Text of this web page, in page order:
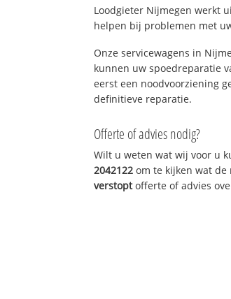
Loodgieter Nijmegen werkt
helpen bij problemen met
Onze servicewagens in
kunnen uw spoedreparatie
eerst een noodvoorziening
definitieve reparatie.
Offerte of advies nodig?
Wilt u weten wat wij voor u
2042122 om te kijken wat
verstoptofferte of advies